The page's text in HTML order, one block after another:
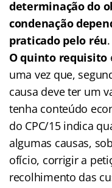
determinação do
condenação
praticado pelo réu.
O quinto requisito
uma vez que,
causa deve ter um
tenha conteúdo
do CPC/15 indica
algumas causas,
ofício, corrigir a
recolhimento das